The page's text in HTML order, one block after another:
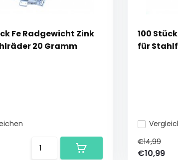
Fe Radgewicht Zink
20 Gramm
100
für
€14,99
€10,99